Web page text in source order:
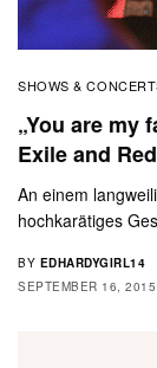
SHOWS &
„You are my
Exile and
An einem
hochkarätiges
BY EDHARDYGIRL14
SEPTEMBER 16, 2015